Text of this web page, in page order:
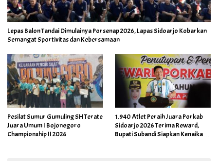
Lepas Balon Tandai Dimulainya Porsenap 2026, Lapas Sidoarjo Kobarkan
Semangat Sportivitas dan Kebersamaan
Pesilat Sumur Gumuling SH Terate
Juara Umum I Bojonegoro
Championship II 2026
1.940 Atlet Peraih Juara Porkab
Sidoarjo 2026 Terima Reward,
Bupati Subandi Siapkan Kenaikan